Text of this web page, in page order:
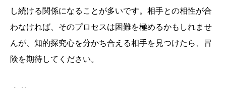
し続ける関係になることが多いです。相手との相性が合
わなければ、そのプロセスは困難を極めるかもしれませ
んが、知的探究心を分かち合える相手を見つけたら、冒
険を期待してください。